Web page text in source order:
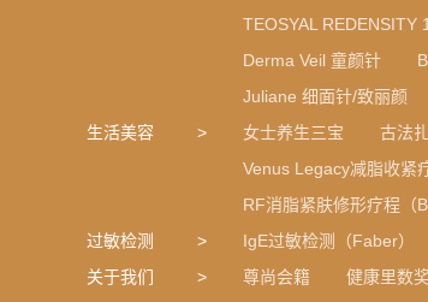
TEOSYAL REDENSITY
Derma Veil 童颜针
Juliane 细面针/致丽颜
生活美容
女士养生三宝 古法
Venus Legacy减脂收紧
RF消脂紧肤修形疗程（
过敏检测
IgE过敏检测（Faber）
关于我们
尊尚会籍 健康里数